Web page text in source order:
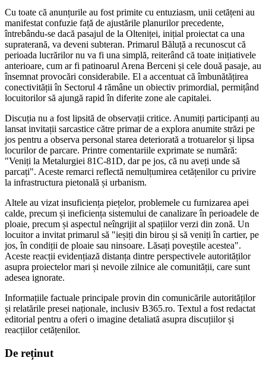
Cu toate că anunțurile au fost primite cu entuziasm, unii cetățeni au
manifestat confuzie față de ajustările planurilor precedente,
întrebându-se dacă pasajul de la Olteniței, inițial proiectat ca una
supraterană, va deveni subteran. Primarul Băluță a recunoscut că
perioada lucrărilor nu va fi una simplă, reiterând că toate inițiativele
anterioare, cum ar fi patinoarul Arena Berceni și cele două pasaje, au
însemnat provocări considerabile. El a accentuat că îmbunătățirea
conectivității în Sectorul 4 rămâne un obiectiv primordial, permițând
locuitorilor să ajungă rapid în diferite zone ale capitalei.
Discuția nu a fost lipsită de observații critice. Anumiți participanți au
lansat invitații sarcastice către primar de a explora anumite străzi pe
jos pentru a observa personal starea deteriorată a trotuarelor și lipsa
locurilor de parcare. Printre comentariile exprimate se numără:
"Veniți la Metalurgiei 81C-81D, dar pe jos, că nu aveți unde să
parcați". Aceste remarci reflectă nemulțumirea cetățenilor cu privire
la infrastructura pietonală și urbanism.
Altele au vizat insuficiența piețelor, problemele cu furnizarea apei
calde, precum și ineficiența sistemului de canalizare în perioadele de
ploaie, precum și aspectul neîngrijit al spațiilor verzi din zonă. Un
locuitor a invitat primarul să "ieșiți din birou și să veniți în cartier, pe
jos, în condiții de ploaie sau ninsoare. Lăsați poveștile acestea".
Aceste reacții evidențiază distanța dintre perspectivele autorităților
asupra proiectelor mari și nevoile zilnice ale comunității, care sunt
adesea ignorate.
Informațiile factuale principale provin din comunicările autorităților
și relatările presei naționale, inclusiv B365.ro. Textul a fost redactat
editorial pentru a oferi o imagine detaliată asupra discuțiilor și
reacțiilor cetățenilor.
De reținut